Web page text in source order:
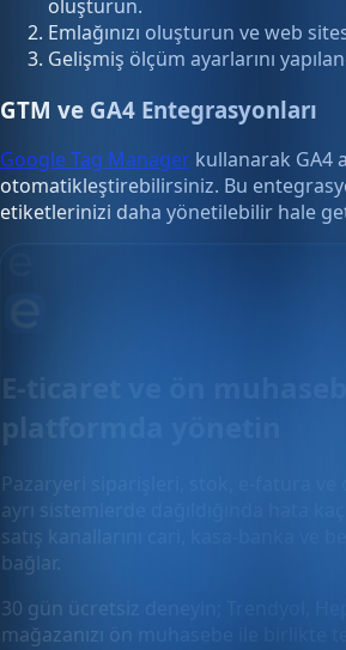
oluşturun.
Emlağınızı oluşturun ve web
Gelişmiş ölçüm ayarlarını
GTM ve GA4 Entegrasyonları
Google Tag Manager kullanarak GA4
otomatikleştirebilirsiniz. Bu
etiketlerinizi daha yönetilebilir hale
E-ticaret ve ön
platformda yönetin
Pazaryeri siparişleri, stok, e-fatura ve
ayrı sistemlerde dağıldığında hata
satış kanallarını cari, kasa-banka ve
bağlar.
30 gün ücretsiz deneyin; Trendyol,
mağazanızı ön muhasebe ile birlikte